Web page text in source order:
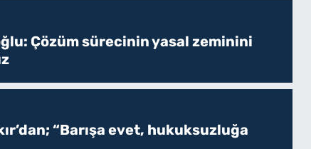
Çözüm sürecinin yasal zeminini
“Barışa evet, hukuksuzluğa